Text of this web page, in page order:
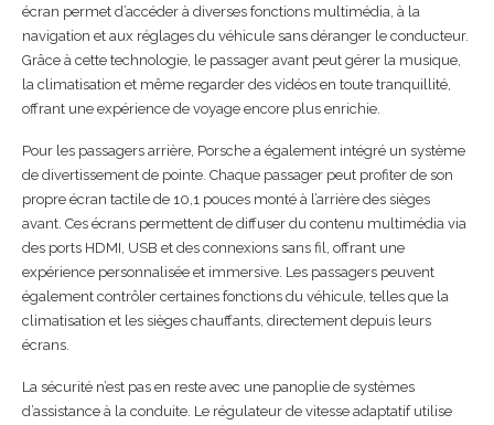
écran permet d’accéder à diverses fonctions multimédia, à la
navigation et aux réglages du véhicule sans déranger le conducteur.
Grâce à cette technologie, le passager avant peut gérer la musique,
la climatisation et même regarder des vidéos en toute tranquillité,
offrant une expérience de voyage encore plus enrichie.
Pour les passagers arrière, Porsche a également intégré un système
de divertissement de pointe. Chaque passager peut profiter de son
propre écran tactile de 10,1 pouces monté à l’arrière des sièges
avant. Ces écrans permettent de diffuser du contenu multimédia via
des ports HDMI, USB et des connexions sans fil, offrant une
expérience personnalisée et immersive. Les passagers peuvent
également contrôler certaines fonctions du véhicule, telles que la
climatisation et les sièges chauffants, directement depuis leurs
écrans.
La sécurité n’est pas en reste avec une panoplie de systèmes
d’assistance à la conduite. Le régulateur de vitesse adaptatif utilise